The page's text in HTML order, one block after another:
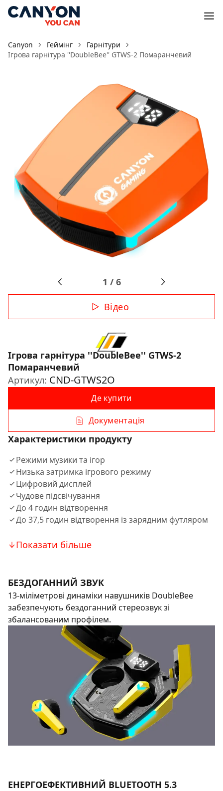
Canyon Геймінг
Гарнітури
Ігрова гарнітура ''DoubleBee'' GTWS-2 Помаранчевий
1 /6
Відео
Ігрова гарнітура ''DoubleBee'' GTWS-2
Помаранчевий
Артикул: CND-GTWS2O
Де купити
Документація
Характеристики продукту
Режими музики та ігор
Низька затримка ігрового режиму
Цифровий дисплей
Чудове підсвічування
До 4 годин відтворення
До 37,5 годин відтворення із зарядним футляром
Показати більше
БЕЗДОГАННИЙ ЗВУК
13-міліметрові динаміки навушників DoubleBee
забезпечують бездоганний стереозвук зі
збалансованим профілем.
ЕНЕРГОЕФЕКТИВНИЙ BLUETOOTH 5.3